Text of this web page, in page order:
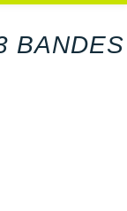
BANDES